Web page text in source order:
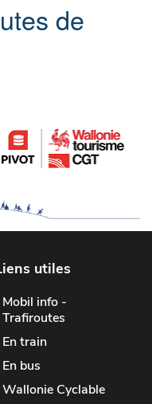
de
utiles
Mobil info -
Trafiroutes
En train
En bus
Wallonie Cyclable